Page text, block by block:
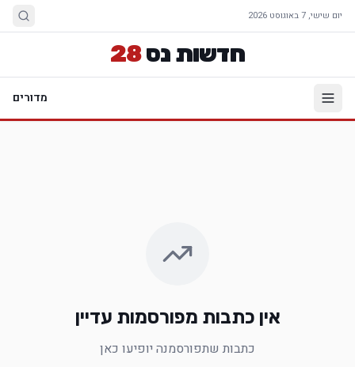
יום שישי, 7 באוגוסט 2026
חדשות נס28
מדורים
אין כתבות מפורסמות עדיין
כתבות שתפורסמנה יופיעו כאן